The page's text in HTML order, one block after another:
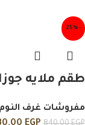
-25%
طقم ملايه
مفروشات غرف النوم